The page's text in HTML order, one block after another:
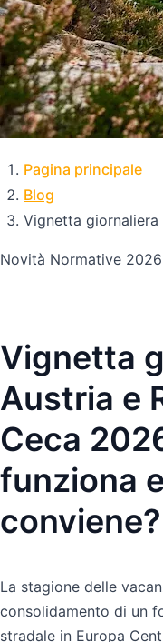
Pagina principale
Blog
Vignetta giornaliera
Novità Normative 2026
Vignetta
Austria e
Ceca
funziona
conviene?
La stagione delle
consolidamento di un
stradale in Europa